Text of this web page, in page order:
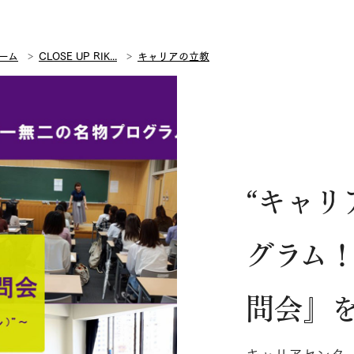
ム CLOSE UP RIK... キャリアの立教
“キャ
グラム
問会』